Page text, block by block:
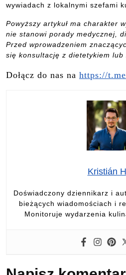
wywiadach z lokalnymi szefami
Powyższy artykuł ma charakter
nie stanowi porady medycznej,
Przed wprowadzeniem
się konsultację z dietetykiem lub
Dołącz do nas na https://
Kristián
Doświadczony dziennikarz i
bieżących wiadomościach i
Monitoruje wydarzenia